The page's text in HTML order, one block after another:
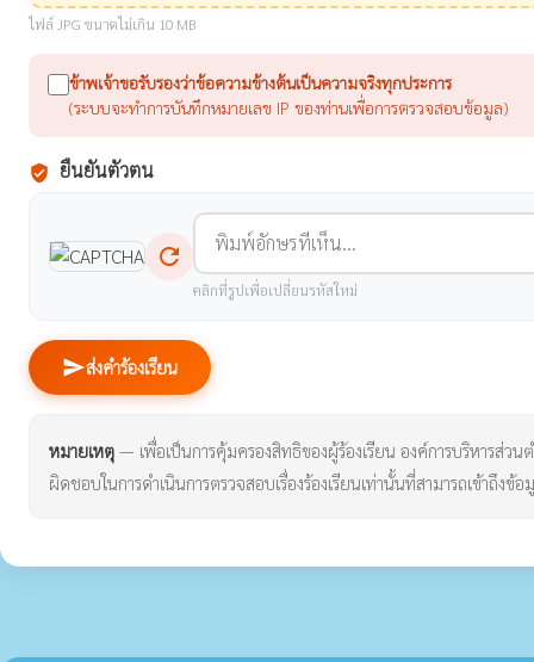
ไฟล์ JPG ขนาดไม่เกิน 10 MB
ข้าพเจ้าขอรับรองว่าข้อความข้างต้นเป็นความจริงทุกประการ
(ระบบจะทำการบันทึกหมายเลข IP ของท่านเพื่อการตรวจสอบข้อมูล)
verified_user ยืนยันตัวตน
refresh
คลิกที่รูปเพื่อเปลี่ยนรหัสใหม่
sendส่งคำร้องเรียน
หมายเหตุ — เพื่อเป็นการคุ้มครองสิทธิของผู้ร้องเรียน องค์การบริหารส่
ผิดชอบในการดำเนินการตรวจสอบเรื่องร้องเรียนเท่านั้นที่สามารถเข้าถึงข้อ